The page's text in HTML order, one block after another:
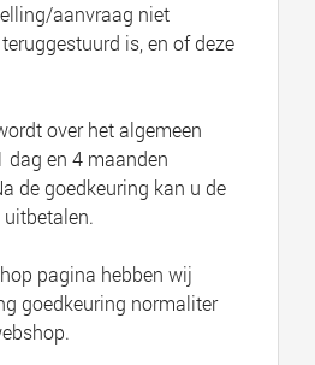
aanvraag niet
is, en of deze
over het algemeen
dag en 4 maanden
de goedkeuring kan u de
pagina hebben wij
goedkeuring normaliter